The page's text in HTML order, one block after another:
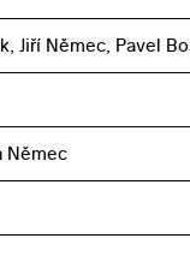
Jiří Němec, Pavel
Němec